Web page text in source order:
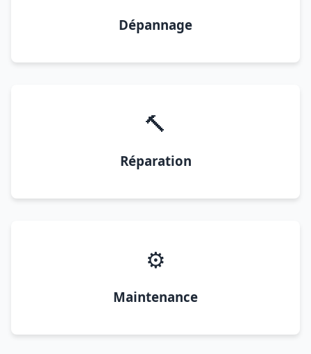
Dépannage
🔨
Réparation
⚙️
Maintenance